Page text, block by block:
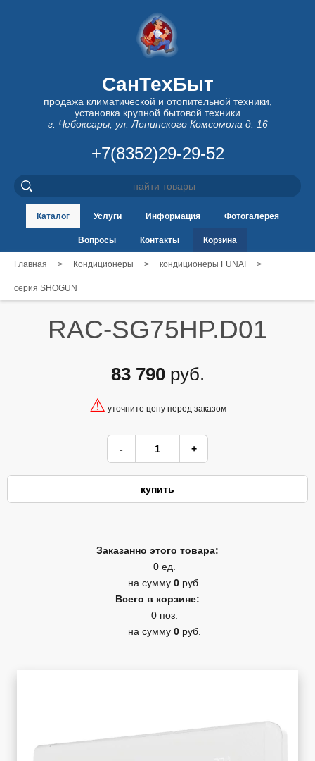
СанТехБыт
продажа климатической и отопительной техники,
установка крупной бытовой техники
г. Чебоксары, ул. Ленинского Комсомола д. 16
+7(8352)29-29-52
Каталог Услуги Информация Фотогалерея
Вопросы Контакты Корзина
Главная > Кондиционеры > кондиционеры FUNAI >
серия SHOGUN
RAC-SG75HP.D01
83 790руб.
⚠ уточните цену перед заказом
Заказанно этого товара:
0 ед.
на сумму 0 руб.
Всего в корзине:
0 поз.
на сумму 0 руб.